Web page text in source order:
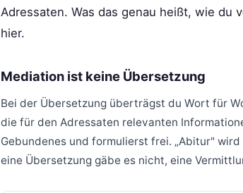
Adressaten. Was das genau heißt, wie du
hier.
Mediation ist keine Übersetzung
Bei der Übersetzung überträgst du Wort für
die für den Adressaten relevanten
Gebundenes und formulierst frei. „Abitur"
eine Übersetzung gäbe es nicht, eine